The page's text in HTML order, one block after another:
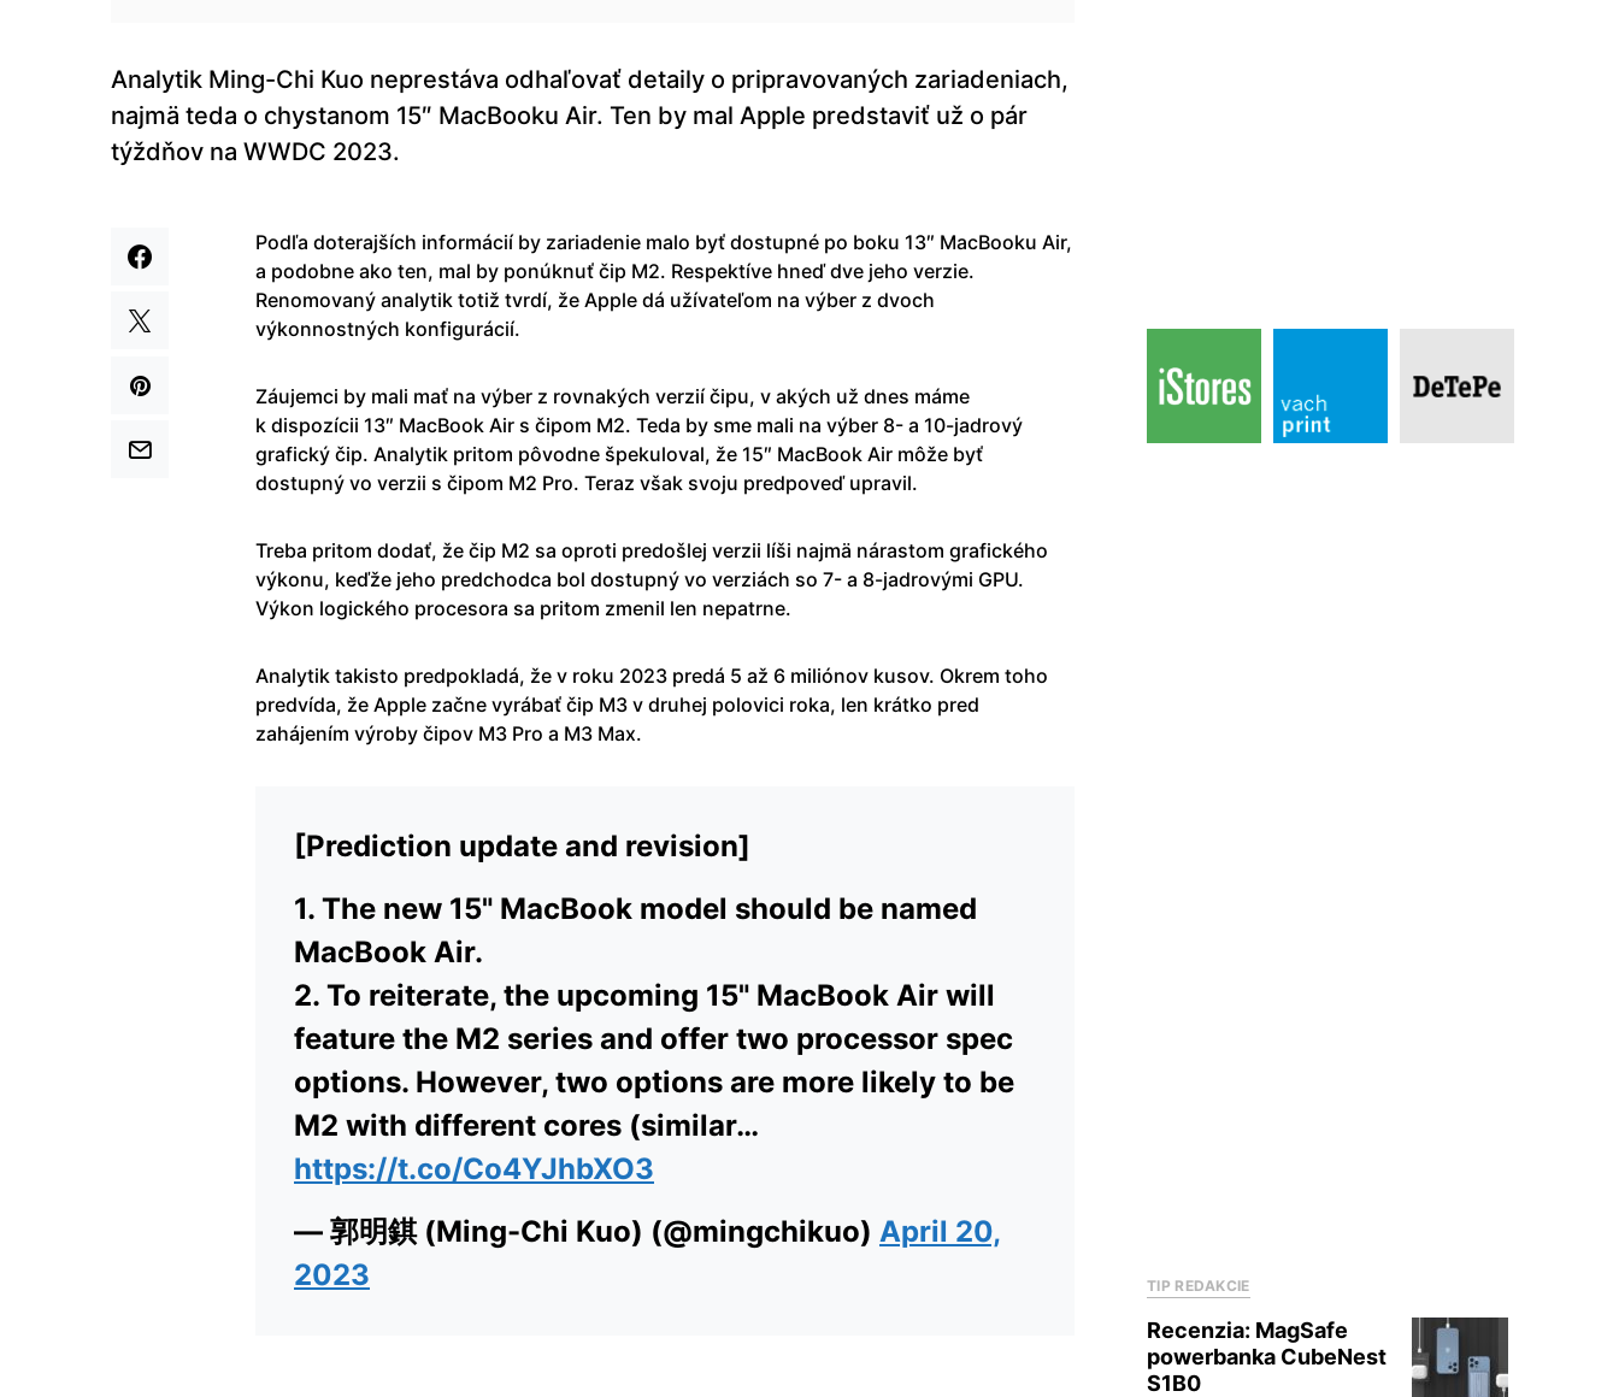
Analytik Ming-Chi Kuo neprestáva odhaľovať detaily o pripravovaných zariadeniach,
najmä teda o chystanom 15″ MacBooku Air. Ten by mal Apple predstaviť už o pár
týždňov na WWDC 2023.
Podľa doterajších informácií by zariadenie malo byť dostupné po boku 13″ MacBooku Air,
a podobne ako ten, mal by ponúknuť čip M2. Respektíve hneď dve jeho verzie.
Renomovaný analytik totiž tvrdí, že Apple dá užívateľom na výber z dvoch
výkonnostných konfigurácií.
Záujemci by mali mať na výber z rovnakých verzií čipu, v akých už dnes máme
k dispozícii 13″ MacBook Air s čipom M2. Teda by sme mali na výber 8- a 10-jadrový
grafický čip. Analytik pritom pôvodne špekuloval, že 15″ MacBook Air môže byť
dostupný vo verzii s čipom M2 Pro. Teraz však svoju predpoveď upravil.
Treba pritom dodať, že čip M2 sa oproti predošlej verzii líši najmä nárastom grafického
výkonu, keďže jeho predchodca bol dostupný vo verziách so 7- a 8-jadrovými GPU.
Výkon logického procesora sa pritom zmenil len nepatrne.
Analytik takisto predpokladá, že v roku 2023 predá 5 až 6 miliónov kusov. Okrem toho
predvída, že Apple začne vyrábať čip M3 v druhej polovici roka, len krátko pred
zahájením výroby čipov M3 Pro a M3 Max.
[Prediction update and revision]
1. The new 15" MacBook model should be named
MacBook Air.
2. To reiterate, the upcoming 15" MacBook Air will
feature the M2 series and offer two processor spec
options. However, two options are more likely to be
M2 with different cores (similar…
https://t.co/Co4YJhbXO3
— 郭明錤 (Ming-Chi Kuo) (@mingchikuo) April 20,
2023
TIP REDAKCIE
Recenzia: MagSafe
powerbanka CubeNest
S1B0